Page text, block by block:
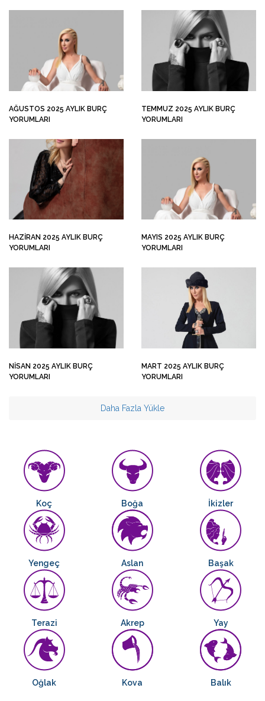
AĞUSTOS 2025 AYLIK BURÇ
YORUMLARI
TEMMUZ 2025 AYLIK BURÇ
YORUMLARI
HAZIRAN 2025 AYLIK BURÇ
YORUMLARI
MAYIS 2025 AYLIK BURÇ
YORUMLARI
NISAN 2025 AYLIK BURÇ
YORUMLARI
MART 2025 AYLIK BURÇ
YORUMLARI
Daha Fazla Yükle
Koç Boğa İkizler
Yengeç Aslan Başak
Terazi Akrep Yay
Oğlak Kova Balık